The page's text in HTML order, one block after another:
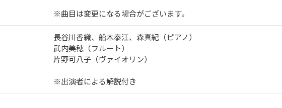
※曲目は変更になる場合がございます。
長谷川香織、船木泰江、森真紀（ピアノ）
武内美穂（フルート）
片野可八子（ヴァイオリン）
※出演者による解説付き